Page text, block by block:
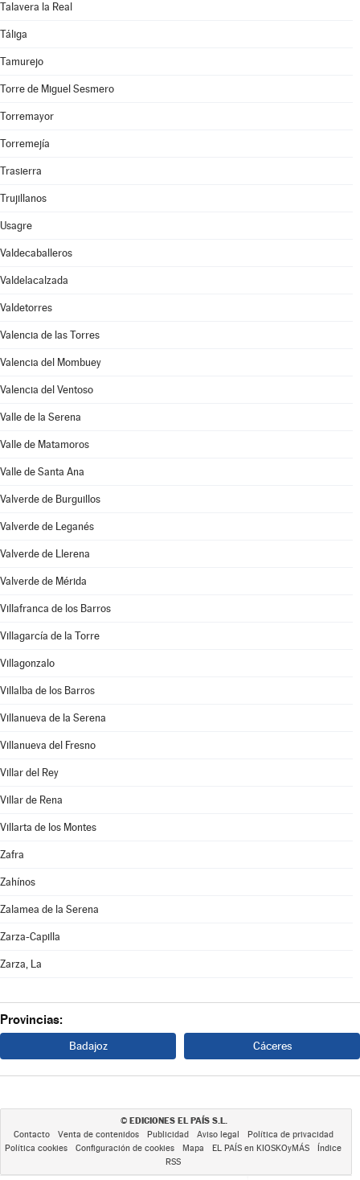
Talavera la Real
Táliga
Tamurejo
Torre de Miguel Sesmero
Torremayor
Torremejía
Trasierra
Trujillanos
Usagre
Valdecaballeros
Valdelacalzada
Valdetorres
Valencia de las Torres
Valencia del Mombuey
Valencia del Ventoso
Valle de la Serena
Valle de Matamoros
Valle de Santa Ana
Valverde de Burguillos
Valverde de Leganés
Valverde de Llerena
Valverde de Mérida
Villafranca de los Barros
Villagarcía de la Torre
Villagonzalo
Villalba de los Barros
Villanueva de la Serena
Villanueva del Fresno
Villar del Rey
Villar de Rena
Villarta de los Montes
Zafra
Zahínos
Zalamea de la Serena
Zarza-Capilla
Zarza, La
Provincias:
Badajoz Cáceres
© EDICIONES EL PAÍS S.L.
Contacto Venta de contenidos Publicidad Aviso legal
Política de privacidad
Política cookies
Configuración de cookies Mapa EL PAÍS en KIOSKOyMÁS
Índice
RSS